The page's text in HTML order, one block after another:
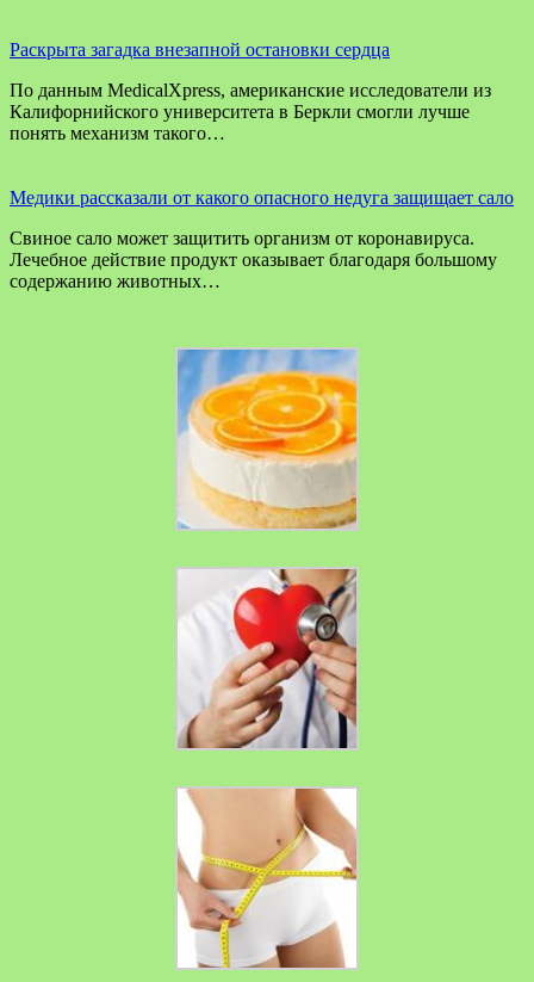
Раскрыта загадка внезапной остановки сердца
По данным MedicalXpress, американские исследователи из
Калифорнийского университета в Беркли смогли лучше
понять механизм такого…
Медики рассказали от какого опасного недуга защищает сало
Свиное сало может защитить организм от коронавируса.
Лечебное действие продукт оказывает благодаря большому
содержанию животных…